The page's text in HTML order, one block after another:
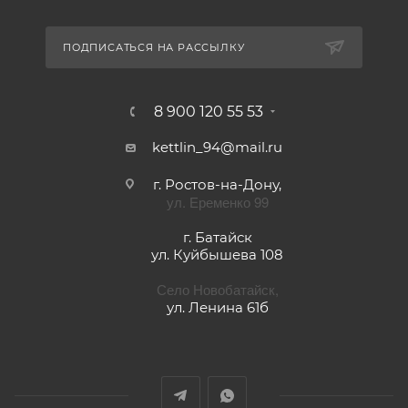
ПОДПИСАТЬСЯ НА РАССЫЛКУ
8 900 120 55 53
kettlin_94@mail.ru
г. Ростов-на-Дону,
ул. Еременко 99
г. Батайск
ул. Куйбышева 108
Село Новобатайск,
ул. Ленина 61б